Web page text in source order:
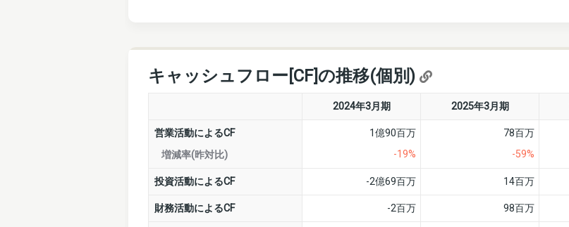
キャッシュフロー[CF]の推移(個別)
2024年3月期 2025年3月期
営業活動によるCF
増減率(昨対比)
1億90百万
-19%
78百万
-59%
投資活動によるCF -2億69百万 14百万
財務活動によるCF -2百万 98百万